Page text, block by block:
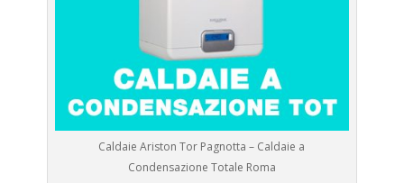
Caldaie Ariston Tor Pagnotta – Caldaie a
Condensazione Totale Roma